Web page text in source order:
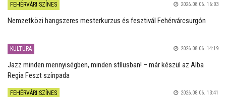
FEHÉRVÁRI SZÍNES 2026.08.06. 16:03
Nemzetközi hangszeres mesterkurzus és fesztivál Fehérvárcsurgón
KULTÚRA 2026.08.06. 14:19
Jazz minden mennyiségben, minden stílusban! – már készül az Alba
Regia Feszt színpada
FEHÉRVÁRI SZÍNES 2026.08.06. 13:41